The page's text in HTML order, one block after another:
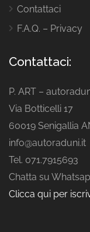
Contattaci
F.A.Q. – Privacy
Contattaci:
P. ART –
Via Botticelli 17
60019 Senigallia
info@autoraduni.it
Tel. 071.7915693
Chatta su
Clicca qui per